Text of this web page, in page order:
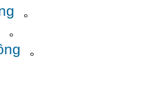
。
。
。